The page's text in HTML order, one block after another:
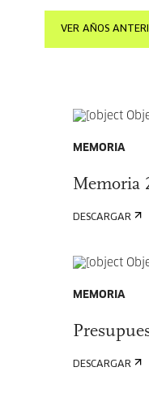
VER AÑOS
MEMORIA
Memoria
DESCARGAR
MEMORIA
DESCARGAR